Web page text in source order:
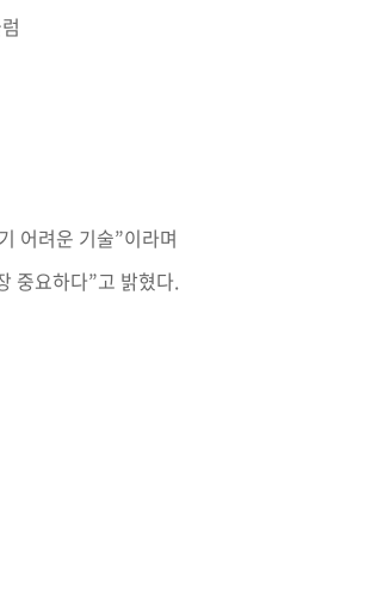
어려운 기술”이라며
중요하다”고 밝혔다.